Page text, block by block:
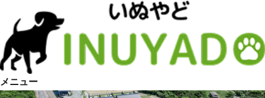
メニュー